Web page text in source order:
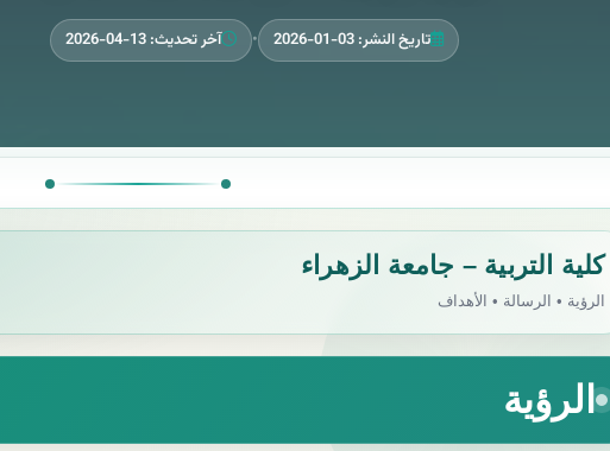
تاريخ النشر: 03-01-2026 • آخر تحديث: 13-04-2026
كلية التربية – جامعة الزهراء
الرؤية • الرسالة • الأهداف
الرؤية